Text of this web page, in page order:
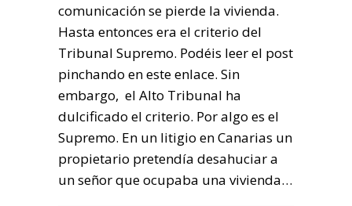
comunicación se pierde la vivienda.
Hasta entonces era el criterio del
Tribunal Supremo. Podéis leer el post
pinchando en este enlace. Sin
embargo, el Alto Tribunal ha
dulcificado el criterio. Por algo es el
Supremo. En un litigio en Canarias un
propietario pretendía desahuciar a
un señor que ocupaba una vivienda…